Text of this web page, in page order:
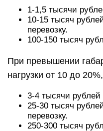
1-1,5 тысячи
10-15 тысяч
перевозку.
100-150 тысяч
При превышении
нагрузки от 10 до
3-4 тысячи
25-30 тысяч
перевозку.
250-300 тысяч